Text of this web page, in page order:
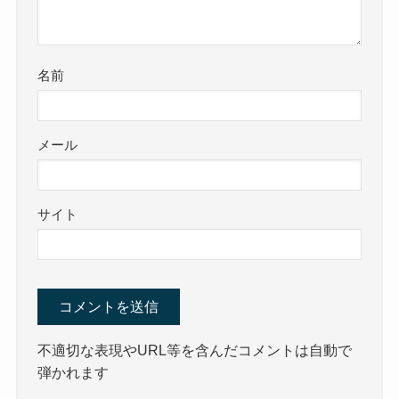
名前
メール
サイト
不適切な表現やURL等を含んだコメントは自動で
弾かれます